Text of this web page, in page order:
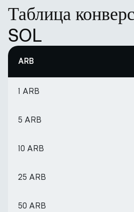
Таблица
SOL
ARB
1 ARB
5 ARB
10 ARB
25 ARB
50 ARB